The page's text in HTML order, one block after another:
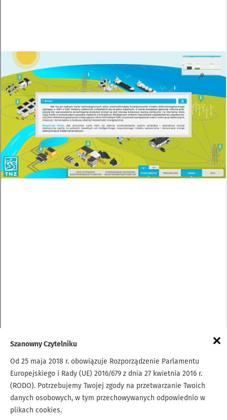
×
Szanowny Czytelniku
Od 25 maja 2018 r. obowiązuje Rozporządzenie Parlamentu
Europejskiego i Rady (UE) 2016/679 z dnia 27 kwietnia 2016 r.
(RODO). Potrzebujemy Twojej zgody na przetwarzanie Twoich
danych osobowych, w tym przechowywanych odpowiednio w
plikach cookies.